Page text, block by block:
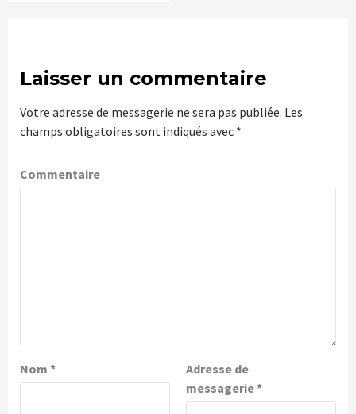
Laisser un commentaire
Votre adresse de messagerie ne sera pas publiée. Les
champs obligatoires sont indiqués avec *
Commentaire
Nom *
Adresse de
messagerie*